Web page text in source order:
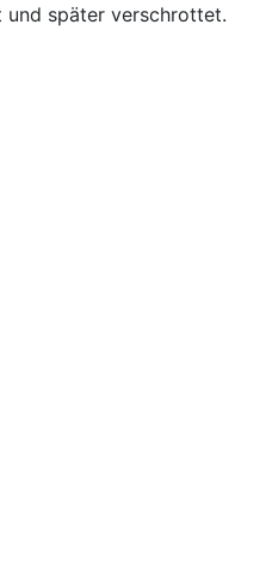
und später verschrottet.